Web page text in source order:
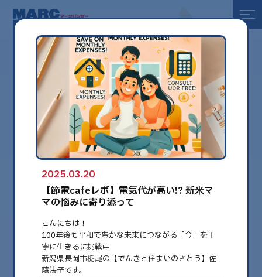
全て
健康
美容
環境
globe
2025.03.20
【節電cafeレボ】電気代が高い!? 新米マ
マの悩みに寄り添って
こんにちは！
100年後も平和で豊かな未来につながる「今」を丁
寧に生きるに挑戦中
新潟県長岡市栃尾の【でんきと住まいのさとう】佐
藤法子です。